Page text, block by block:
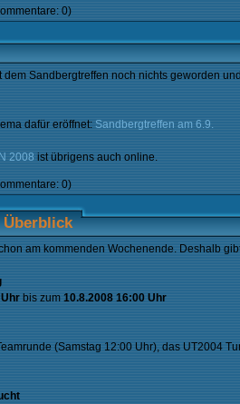
0)
dem Sandbergtreffen noch nichts geworden
dafür eröffnet: Sandbergtreffen am 6.9.
2008 ist übrigens auch online.
0)
Überblick
am kommenden Wochenende. Deshalb
bis zum 10.8.2008 16:00 Uhr
(Samstag 12:00 Uhr), das UT2004